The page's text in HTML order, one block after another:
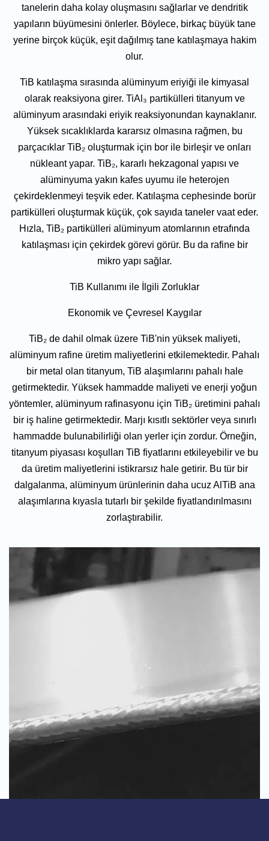
tanelerin daha kolay oluşmasını sağlarlar ve dendritik
yapıların büyümesini önlerler. Böylece, birkaç büyük tane
yerine birçok küçük, eşit dağılmış tane katılaşmaya hakim
olur.
TiB katılaşma sırasında alüminyum eriyiği ile kimyasal
olarak reaksiyona girer. TiAl₃ partikülleri titanyum ve
alüminyum arasındaki eriyik reaksiyonundan kaynaklanır.
Yüksek sıcaklıklarda kararsız olmasına rağmen, bu
parçacıklar TiB₂ oluşturmak için bor ile birleşir ve onları
nükleant yapar. TiB₂, kararlı hekzagonal yapısı ve
alüminyuma yakın kafes uyumu ile heterojen
çekirdeklenmeyi teşvik eder. Katılaşma cephesinde borür
partikülleri oluşturmak küçük, çok sayıda taneler vaat eder.
Hızla, TiB₂ partikülleri alüminyum atomlarının etrafında
katılaşması için çekirdek görevi görür. Bu da rafine bir
mikro yapı sağlar.
TiB Kullanımı ile İlgili Zorluklar
Ekonomik ve Çevresel Kaygılar
TiB₂ de dahil olmak üzere TiB'nin yüksek maliyeti,
alüminyum rafine üretim maliyetlerini etkilemektedir. Pahalı
bir metal olan titanyum, TiB alaşımlarını pahalı hale
getirmektedir. Yüksek hammadde maliyeti ve enerji yoğun
yöntemler, alüminyum rafinasyonu için TiB₂ üretimini pahalı
bir iş haline getirmektedir. Marjı kısıtlı sektörler veya sınırlı
hammadde bulunabilirliği olan yerler için zordur. Örneğin,
titanyum piyasası koşulları TiB fiyatlarını etkileyebilir ve bu
da üretim maliyetlerini istikrarsız hale getirir. Bu tür bir
dalgalanma, alüminyum ürünlerinin daha ucuz AlTiB ana
alaşımlarına kıyasla tutarlı bir şekilde fiyatlandırılmasını
zorlaştırabilir.